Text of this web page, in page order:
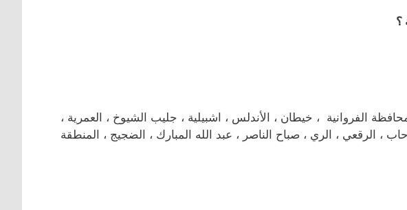
؟
الفروانية ، خيطان ، الأندلس ، اشبيلية ، جليب الشيوخ ، العمرية ،
، الرقعي ، الري ، صباح الناصر ، عبد الله المبارك ، الضجيج ، المنطقة